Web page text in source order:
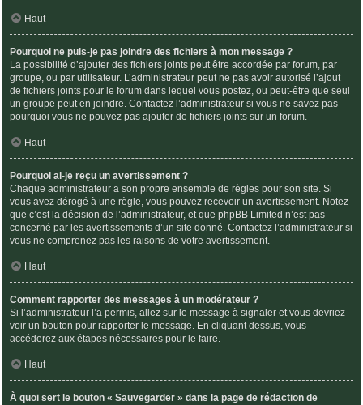
Haut
Pourquoi ne puis-je pas joindre des fichiers à mon message ?
La possibilité d’ajouter des fichiers joints peut être accordée par forum, par
groupe, ou par utilisateur. L’administrateur peut ne pas avoir autorisé l’ajout
de fichiers joints pour le forum dans lequel vous postez, ou peut-être que seul
un groupe peut en joindre. Contactez l’administrateur si vous ne savez pas
pourquoi vous ne pouvez pas ajouter de fichiers joints sur un forum.
Haut
Pourquoi ai-je reçu un avertissement ?
Chaque administrateur a son propre ensemble de règles pour son site. Si
vous avez dérogé à une règle, vous pouvez recevoir un avertissement. Notez
que c’est la décision de l’administrateur, et que phpBB Limited n’est pas
concerné par les avertissements d’un site donné. Contactez l’administrateur si
vous ne comprenez pas les raisons de votre avertissement.
Haut
Comment rapporter des messages à un modérateur ?
Si l’administrateur l’a permis, allez sur le message à signaler et vous devriez
voir un bouton pour rapporter le message. En cliquant dessus, vous
accéderez aux étapes nécessaires pour le faire.
Haut
À quoi sert le bouton « Sauvegarder » dans la page de rédaction de